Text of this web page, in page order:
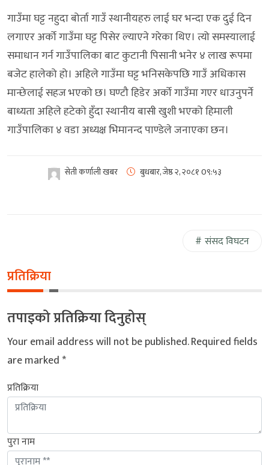
गाउँमा घट्ट नहुदा बोर्ता गाउँ स्थानीयहरु लाई घर भन्दा एक दुई दिन
लगाएर अर्को गाउँमा घट्ट पिसेर ल्याएने गरेका थिए। त्यो समस्यालाई
समाधान गर्न गाउँपालिका बाट कुटानी पिसानी भनेर ४ लाख रूपमा
बजेट हालेको हो। अहिले गाउँमा घट्ट भनिसकेपछि गाउँ अधिकास
मान्छेलाई सहज भएको छ। घण्टौ हिडेर अर्को गाउँमा गएर धाउनुपर्ने
बाध्यता अहिले हटेको हुँदा स्थानीय बासी खुशी भएको हिमाली
गाउँपालिका ४ वडा अध्यक्ष भिमानन्द पाण्डेले जनाएका छन।
सेती कर्णाली खबर बुधबार, जेष्ठ २, २०८१0९:५३
संसद विघटन
प्रतिक्रिया
तपाइको प्रतिक्रिया दिनुहोस्
Your email address will not be published.Required fields
are marked*
प्रतिक्रिया
पुरा नाम